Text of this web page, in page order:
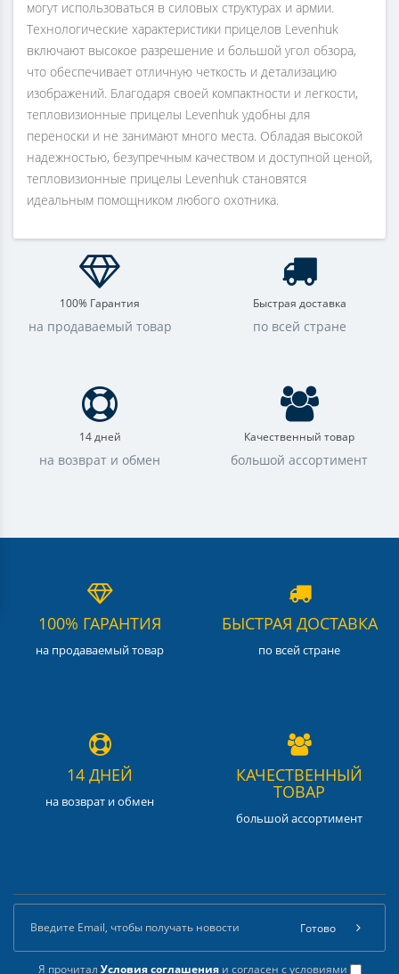
могут использоваться в силовых структурах и армии.
Технологические характеристики прицелов Levenhuk
включают высокое разрешение и большой угол обзора,
что обеспечивает отличную четкость и детализацию
изображений. Благодаря своей компактности и легкости,
тепловизионные прицелы Levenhuk удобны для
переноски и не занимают много места. Обладая высокой
надежностью, безупречным качеством и доступной ценой,
тепловизионные прицелы Levenhuk становятся
идеальным помощником любого охотника.
100% Гарантия
на продаваемый товар
Быстрая доставка
по всей стране
14 дней
на возврат и обмен
Качественный товар
большой ассортимент
100% ГАРАНТИЯ
на продаваемый товар
БЫСТРАЯ ДОСТАВКА
по всей стране
14 ДНЕЙ
на возврат и обмен
КАЧЕСТВЕННЫЙ
ТОВАР
большой ассортимент
Я прочитал Условия соглашенияи согласен с условиями
Готово